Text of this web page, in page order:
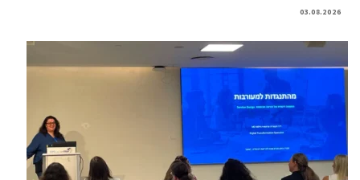
03.08.2026